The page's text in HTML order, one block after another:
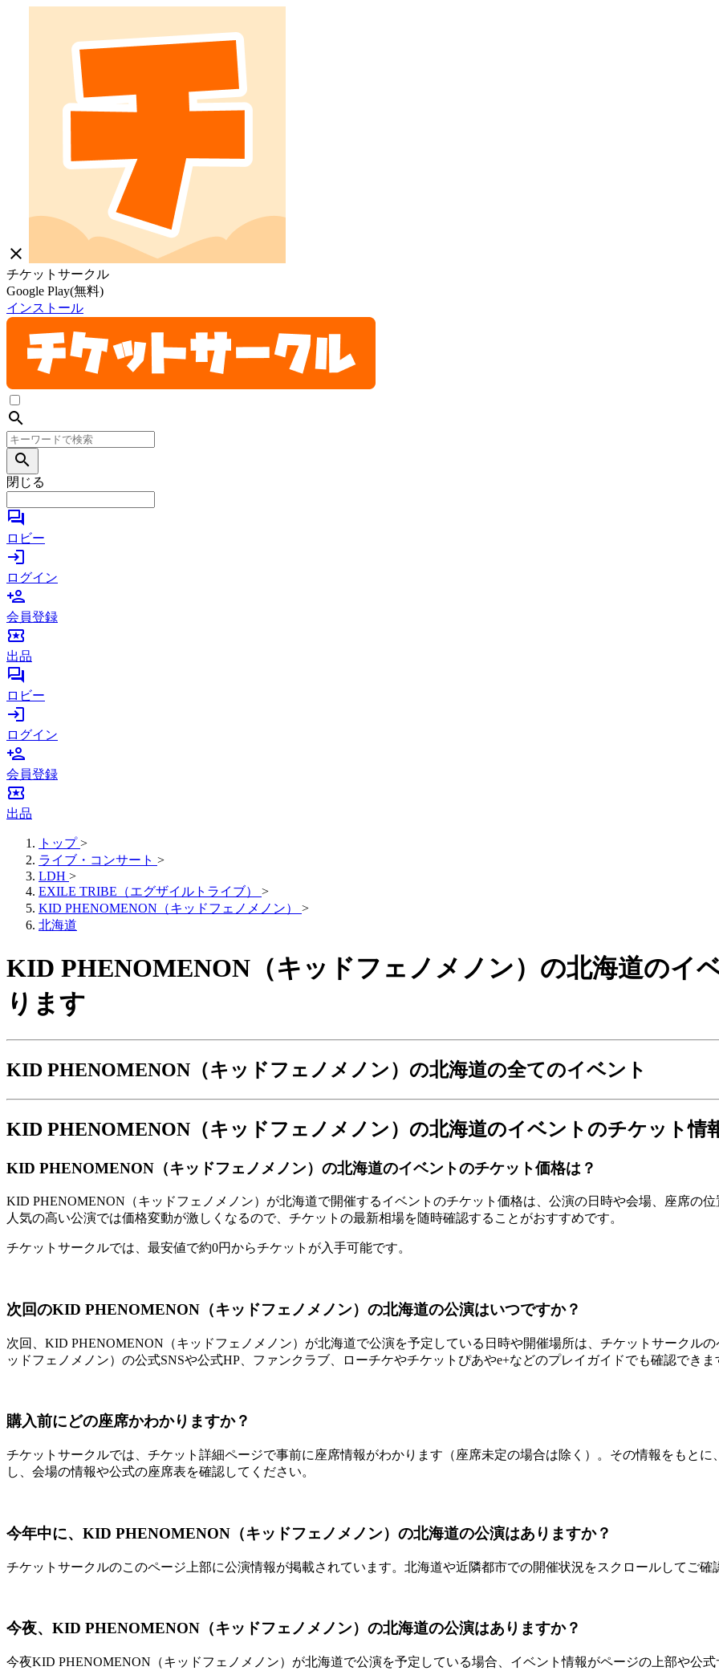
close
チケットサークル
Google Play(無料)
インストール
search
search
閉じる
forum
ロビー
login
ログイン
person_add
会員登録
local_activity
出品
forum
ロビー
login
ログイン
person_add
会員登録
local_activity
出品
トップ >
ライブ・コンサート >
LDH >
EXILE TRIBE（エグザイルトライブ）
>
KID PHENOMENON（キッドフェノメノン）
>
北海道
KID PHENOMENON（キッドフェノメノン）の北海道のイ
ります
KID PHENOMENON（キッドフェノメノン）の北海道の全てのイベント
KID PHENOMENON（キッドフェノメノン）の北海道のイベントのチケット情
KID PHENOMENON（キッドフェノメノン）の北海道のイベントのチケット価格は？
KID PHENOMENON（キッドフェノメノン）が北海道で開催するイベントのチケット価格は、公演の日時や会場、座席の
人気の高い公演では価格変動が激しくなるので、チケットの最新相場を随時確認することがおすすめです。
チケットサークルでは、最安値で約0円からチケットが入手可能です。
次回のKID PHENOMENON（キッドフェノメノン）の北海道の公演はいつですか？
次回、KID PHENOMENON（キッドフェノメノン）が北海道で公演を予定している日時や開催場所は、チケットサークル
ッドフェノメノン）の公式SNSや公式HP、ファンクラブ、ローチケやチケットぴあやe+などのプレイガイドでも確認できま
購入前にどの座席かわかりますか？
チケットサークルでは、チケット詳細ページで事前に座席情報がわかります（座席未定の場合は除く）。その情報をもと
し、会場の情報や公式の座席表を確認してください。
今年中に、KID PHENOMENON（キッドフェノメノン）の北海道の公演はありますか？
チケットサークルのこのページ上部に公演情報が掲載されています。北海道や近隣都市での開催状況をスクロールしてご確
今夜、KID PHENOMENON（キッドフェノメノン）の北海道の公演はありますか？
今夜KID PHENOMENON（キッドフェノメノン）が北海道で公演を予定している場合、イベント情報がページの上部や公